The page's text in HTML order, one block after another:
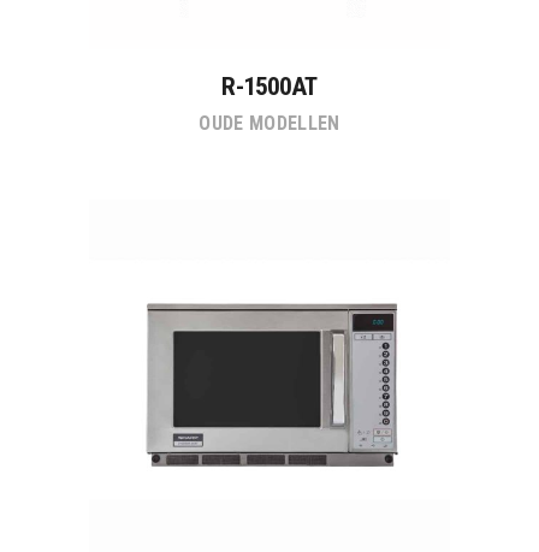
R-1500AT
OUDE MODELLEN